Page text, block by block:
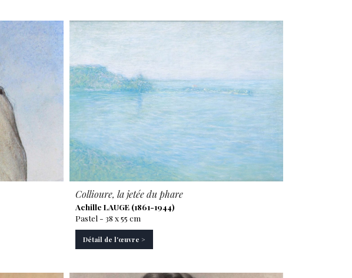
Collioure, la jetée du phare
Achille LAUGE (1861-1944)
Pastel - 38 x 55 cm
Détail de l'œuvre >